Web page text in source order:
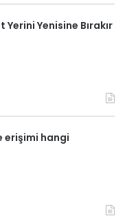
Yerini Yenisine Bırakır
erişimi hangi